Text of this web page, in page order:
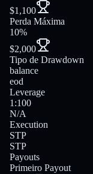
$1,100
Perda Máxima
10%
$2,000
Tipo de Drawdown
balance
eod
Leverage
1:100
N/A
Execution
STP
STP
Payouts
Primeiro Payout